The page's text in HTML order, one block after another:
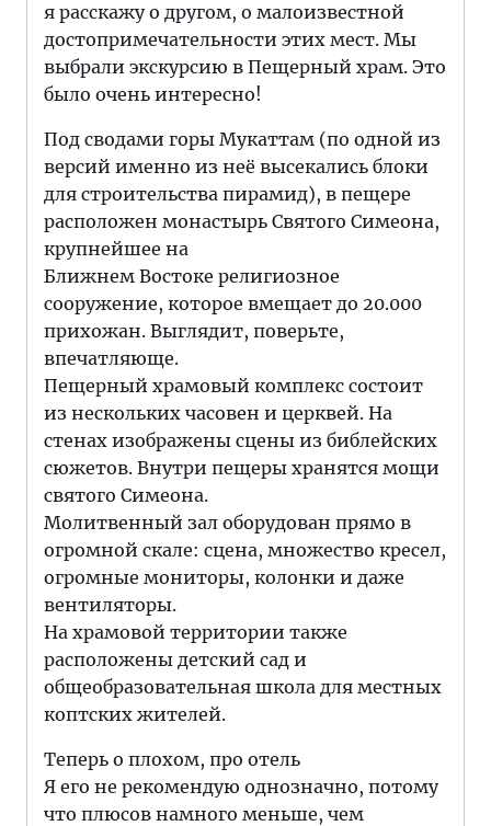
я расскажу о другом, о малоизвестной
достопримечательности этих мест. Мы
выбрали экскурсию в Пещерный храм. Это
было очень интересно!
Под сводами горы Мукаттам (по одной из
версий именно из неё высекались блоки
для строительства пирамид), в пещере
расположен монастырь Святого Симеона,
крупнейшее на
Ближнем Востоке религиозное
сооружение, которое вмещает до 20.000
прихожан. Выглядит, поверьте,
впечатляюще.
Пещерный храмовый комплекс состоит
из нескольких часовен и церквей. На
стенах изображены сцены из библейских
сюжетов. Внутри пещеры хранятся мощи
святого Симеона.
Молитвенный зал оборудован прямо в
огромной скале: сцена, множество кресел,
огромные мониторы, колонки и даже
вентиляторы.
На храмовой территории также
расположены детский сад и
общеобразовательная школа для местных
коптских жителей.
Теперь о плохом, про отель
Я его не рекомендую однозначно, потому
что плюсов намного меньше, чем